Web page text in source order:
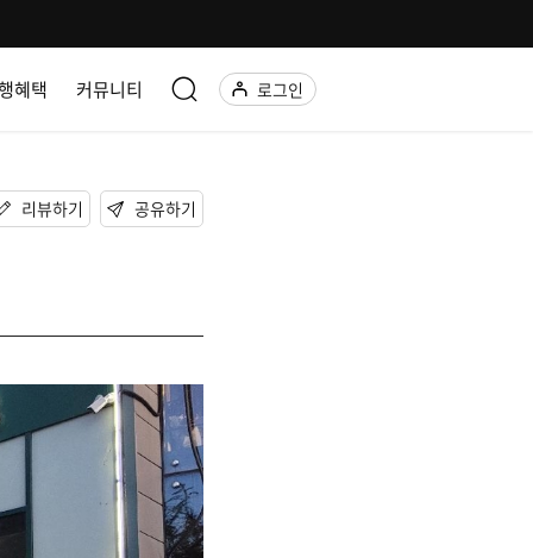
혜택 커뮤니티 로그인
리뷰하기 공유하기